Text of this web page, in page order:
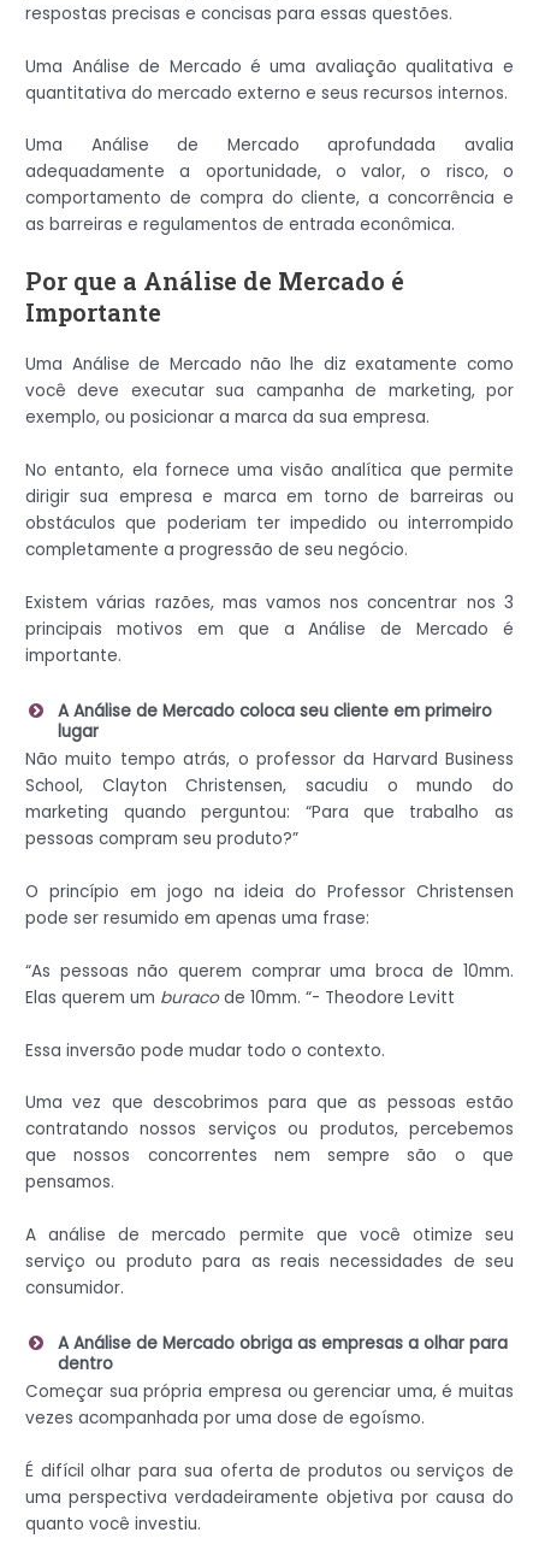
respostas precisas e concisas para essas questões.
Uma Análise de Mercado é uma avaliação qualitativa e
quantitativa do mercado externo e seus recursos internos.
Uma Análise de Mercado aprofundada avalia
adequadamente a oportunidade, o valor, o risco, o
comportamento de compra do cliente, a concorrência e
as barreiras e regulamentos de entrada econômica.
Por que a Análise de Mercado é
Importante
Uma Análise de Mercado não lhe diz exatamente como
você deve executar sua campanha de marketing, por
exemplo, ou posicionar a marca da sua empresa.
No entanto, ela fornece uma visão analítica que permite
dirigir sua empresa e marca em torno de barreiras ou
obstáculos que poderiam ter impedido ou interrompido
completamente a progressão de seu negócio.
Existem várias razões, mas vamos nos concentrar nos 3
principais motivos em que a Análise de Mercado é
importante.
A Análise de Mercado coloca seu cliente em primeiro
lugar
Não muito tempo atrás, o professor da Harvard Business
School, Clayton Christensen, sacudiu o mundo do
marketing quando perguntou: “Para que trabalho as
pessoas compram seu produto?”
O princípio em jogo na ideia do Professor Christensen
pode ser resumido em apenas uma frase:
“As pessoas não querem comprar uma broca de 10mm.
Elas querem um buracode 10mm. “- Theodore Levitt
Essa inversão pode mudar todo o contexto.
Uma vez que descobrimos para que as pessoas estão
contratando nossos serviços ou produtos, percebemos
que nossos concorrentes nem sempre são o que
pensamos.
A análise de mercado permite que você otimize seu
serviço ou produto para as reais necessidades de seu
consumidor.
A Análise de Mercado obriga as empresas a olhar para
dentro
Começar sua própria empresa ou gerenciar uma, é muitas
vezes acompanhada por uma dose de egoísmo.
É difícil olhar para sua oferta de produtos ou serviços de
uma perspectiva verdadeiramente objetiva por causa do
quanto você investiu.